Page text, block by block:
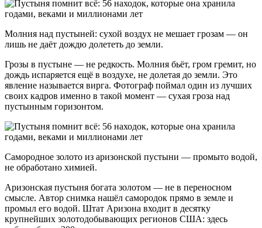
Молния над пустыней: сухой воздух не мешает грозам — он
лишь не даёт дождю долететь до земли.
Грозы в пустыне — не редкость. Молния бьёт, гром гремит, но
дождь испаряется ещё в воздухе, не долетая до земли. Это
явление называется вирга. Фотограф поймал один из лучших
своих кадров именно в такой момент — сухая гроза над
пустынным горизонтом.
Самородное золото из аризонской пустыни — промыто водой,
не обработано химией.
Аризонская пустыня богата золотом — не в переносном
смысле. Автор снимка нашёл самородок прямо в земле и
промыл его водой. Штат Аризона входит в десятку
крупнейших золотодобывающих регионов США: здесь